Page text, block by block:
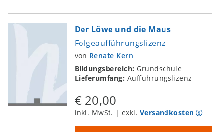
Der Löwe und die Maus
Folgeaufführungslizenz
von Renate Kern
Bildungsbereich: Grundschule
Lieferumfang: Aufführungslizenz
€ 20,00
inkl. MwSt. | exkl. Versandkosten